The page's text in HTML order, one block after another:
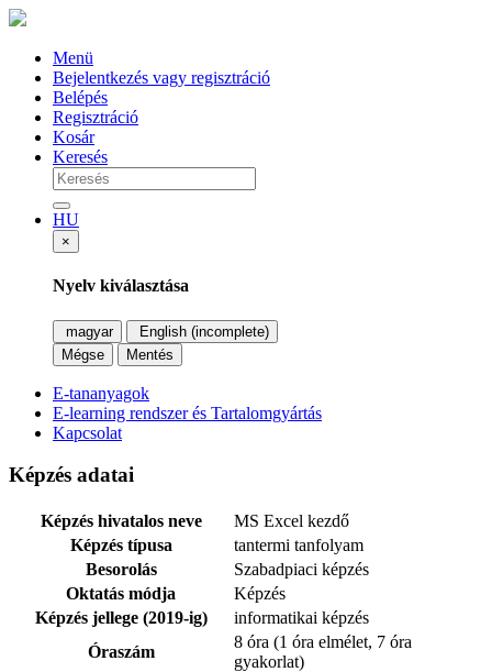
Menü
Bejelentkezés vagy regisztráció
Belépés
Regisztráció
Kosár
Keresés
HU
×
Nyelv kiválasztása
magyar
English (incomplete)
Mégse
Mentés
E-tananyagok
E-learning rendszer és Tartalomgyártás
Kapcsolat
Képzés adatai
Képzés hivatalos neve
MS Excel kezdő
Képzés típusa
tantermi tanfolyam
Besorolás
Szabadpiaci képzés
Oktatás módja
Képzés
Képzés jellege (2019-ig)
informatikai képzés
Óraszám
8 óra (1 óra elmélet, 7 óra
gyakorlat)